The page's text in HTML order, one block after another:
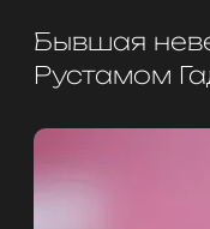
Бывшая
Рустамом